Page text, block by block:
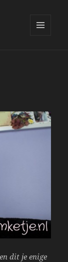
dit je enige